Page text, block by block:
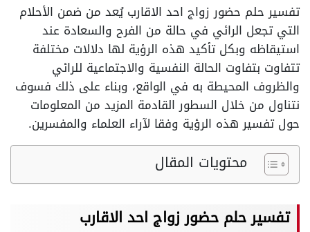
تفسير حلم حضور زواج احد الاقارب يُعد من ضمن الأحلام
التي تجعل الرائي في حالة من الفرح والسعادة عند
استيقاظه وبكل تأكيد هذه الرؤية لها دلالات مختلفة
تتفاوت بتفاوت الحالة النفسية والاجتماعية للرائي
والظروف المحيطة به في الواقع، وبناء على ذلك فسوف
نتناول من خلال السطور القادمة المزيد من المعلومات
حول تفسير هذه الرؤية وفقا لآراء العلماء والمفسرين.
محتويات المقال
تفسير حلم حضور زواج احد الاقارب